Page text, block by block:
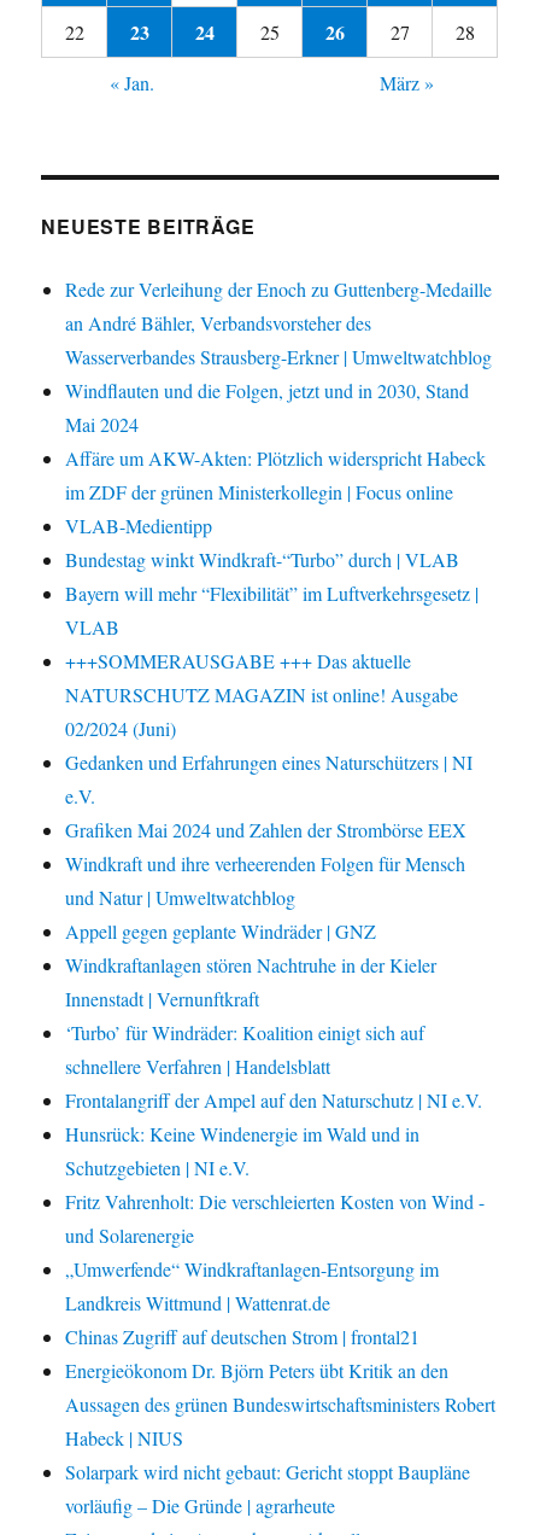
22 23 24 25 26 27
28
« Jan.
März »
NEUESTE BEITRÄGE
Rede zur Verleihung der Enoch zu Guttenberg-Medaille
an André Bähler, Verbandsvorsteher des
Wasserverbandes Strausberg-Erkner | Umweltwatchblog
Windflauten und die Folgen, jetzt und in 2030, Stand
Mai 2024
Affäre um AKW-Akten: Plötzlich widerspricht Habeck
im ZDF der grünen Ministerkollegin | Focus online
VLAB-Medientipp
Bundestag winkt Windkraft-“Turbo” durch | VLAB
Bayern will mehr “Flexibilität” im Luftverkehrsgesetz |
VLAB
+++SOMMERAUSGABE +++ Das aktuelle
NATURSCHUTZ MAGAZIN ist online! Ausgabe
02/2024 (Juni)
Gedanken und Erfahrungen eines Naturschützers | NI
e.V.
Grafiken Mai 2024 und Zahlen der Strombörse EEX
Windkraft und ihre verheerenden Folgen für Mensch
und Natur | Umweltwatchblog
Appell gegen geplante Windräder | GNZ
Windkraftanlagen stören Nachtruhe in der Kieler
Innenstadt | Vernunftkraft
‘Turbo’ für Windräder: Koalition einigt sich auf
schnellere Verfahren | Handelsblatt
Frontalangriff der Ampel auf den Naturschutz | NI e.V.
Hunsrück: Keine Windenergie im Wald und in
Schutzgebieten | NI e.V.
Fritz Vahrenholt: Die verschleierten Kosten von Wind -
und Solarenergie
„Umwerfende“ Windkraftanlagen-Entsorgung im
Landkreis Wittmund | Wattenrat.de
Chinas Zugriff auf deutschen Strom | frontal21
Energieökonom Dr. Björn Peters übt Kritik an den
Aussagen des grünen Bundeswirtschaftsministers Robert
Habeck | NIUS
Solarpark wird nicht gebaut: Gericht stoppt Baupläne
vorläufig – Die Gründe | agrarheute